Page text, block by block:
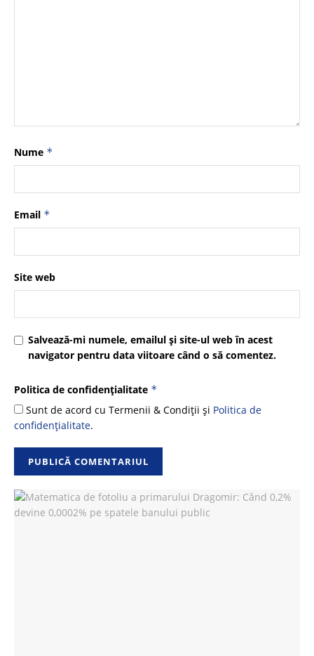
Nume *
Email *
Site web
Salvează-mi numele, emailul și site-ul web în acest
navigator pentru data viitoare când o să comentez.
Politica de confidențialitate *
Sunt de acord cu Termenii & Condiții și Politica de
confidențialitate.